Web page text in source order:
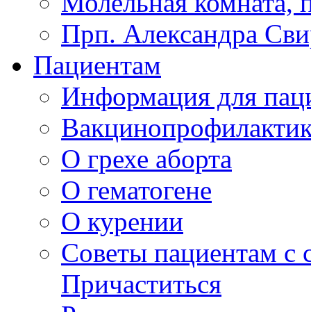
Прп. Александра
Пациентам
Информация для
О грехе аборта
О гематогене
О курении
Советы пациентам
Причаститься